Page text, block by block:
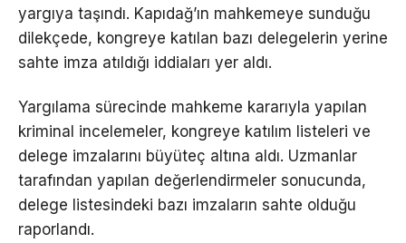
yargıya taşındı. Kapıdağ’ın mahkemeye sunduğu
dilekçede, kongreye katılan bazı delegelerin yerine
sahte imza atıldığı iddiaları yer aldı.
Yargılama sürecinde mahkeme kararıyla yapılan
kriminal incelemeler, kongreye katılım listeleri ve
delege imzalarını büyüteç altına aldı. Uzmanlar
tarafından yapılan değerlendirmeler sonucunda,
delege listesindeki bazı imzaların sahte olduğu
raporlandı.